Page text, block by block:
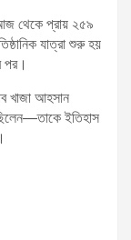
থেকে প্রায় ২৫৯
যাত্রা শুরু হয়
পর।
খাজা আহসান
ইতিহাস